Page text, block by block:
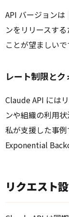
API バージョンは
ンをリリースす
ことが望ましいで
レート制限と
Claude API には
ンや組織の利用
私が支援した事
Exponential
リクエスト